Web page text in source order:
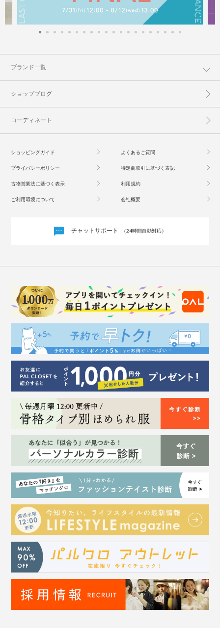
ブランド一覧
ショップブログ
コーディネート
ショッピングガイド よくあるご質問
プライバシーポリシー 特定商取引に基づく表記
古物営業法に基づく表示 利用規約
ご利用環境について 会社概要
チャットサポート （24時間自動対応）